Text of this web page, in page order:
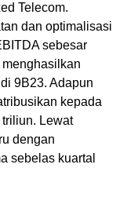
Telecom.
dan optimalisasi
sebesar
9B23. Adapun
kepada
Lewat
dengan
sebelas kuartal